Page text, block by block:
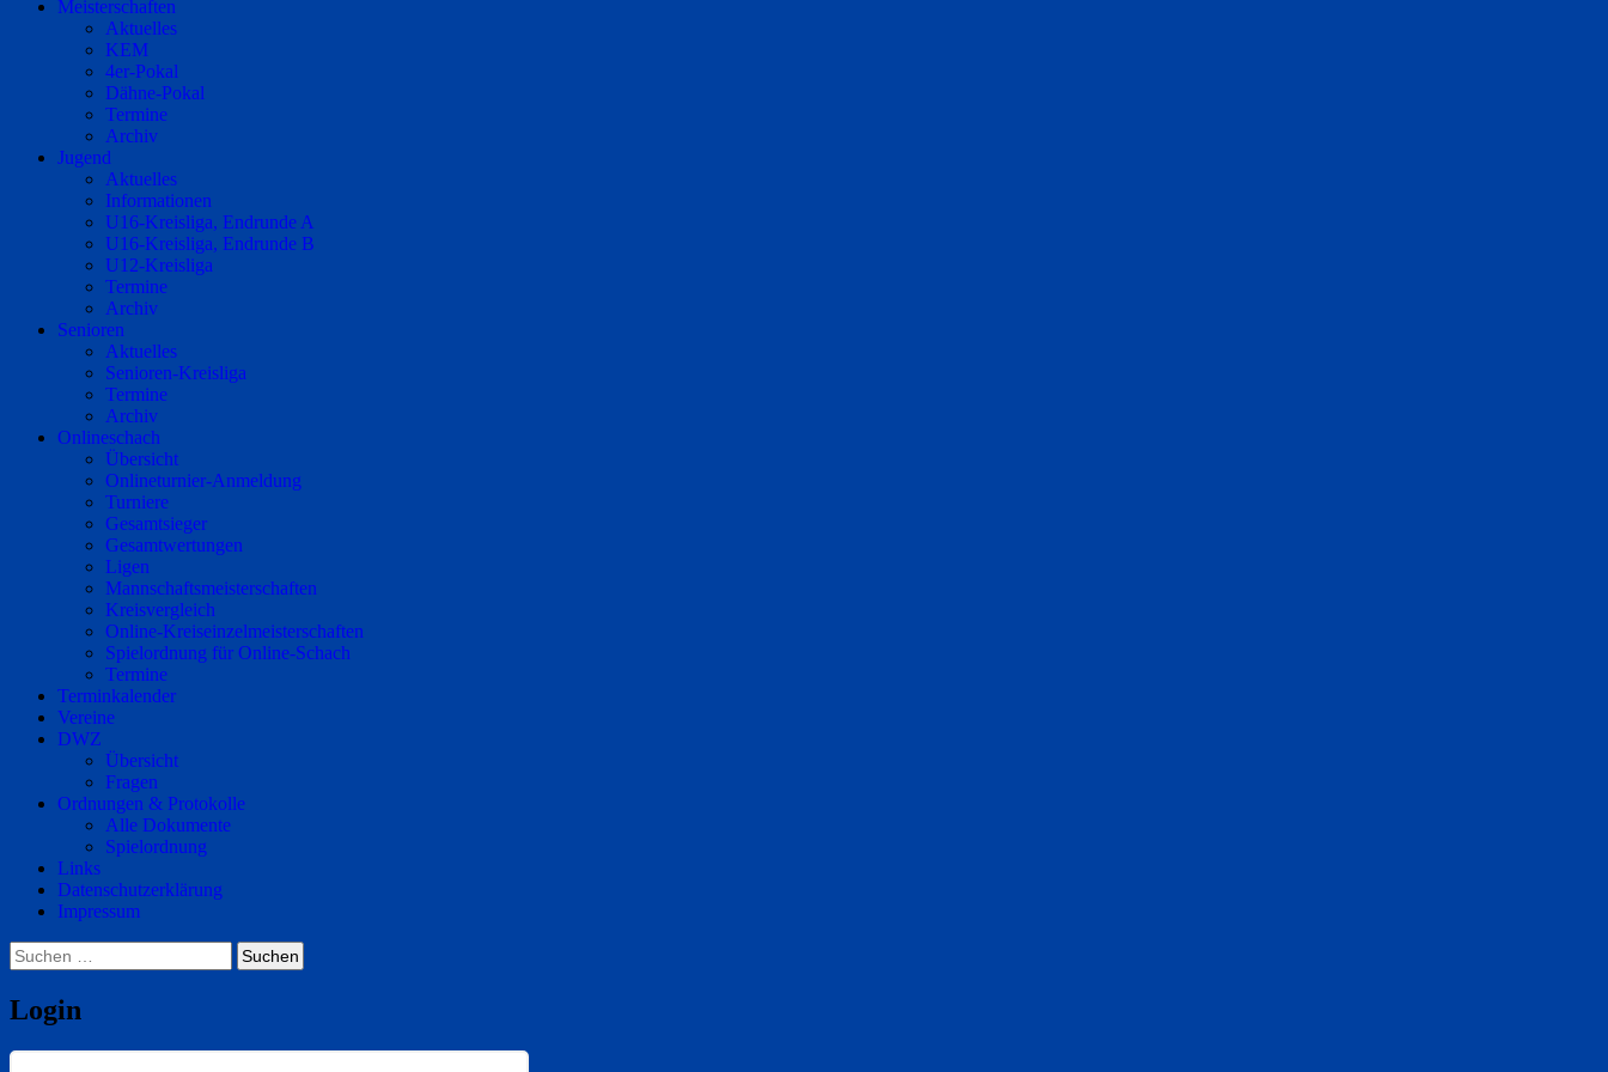
Meisterschaften
Aktuelles
KEM
4er-Pokal
Dähne-Pokal
Termine
Archiv
Jugend
Aktuelles
Informationen
U16-Kreisliga, Endrunde A
U16-Kreisliga, Endrunde B
U12-Kreisliga
Termine
Archiv
Senioren
Aktuelles
Senioren-Kreisliga
Termine
Archiv
Onlineschach
Übersicht
Onlineturnier-Anmeldung
Turniere
Gesamtsieger
Gesamtwertungen
Ligen
Mannschaftsmeisterschaften
Kreisvergleich
Online-Kreiseinzelmeisterschaften
Spielordnung für Online-Schach
Termine
Terminkalender
Vereine
DWZ
Übersicht
Fragen
Ordnungen & Protokolle
Alle Dokumente
Spielordnung
Links
Datenschutzerklärung
Impressum
Suchen
nach:
Login